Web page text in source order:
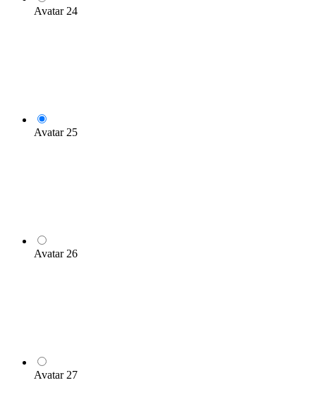
Avatar 24
Avatar 25
Avatar 26
Avatar 27